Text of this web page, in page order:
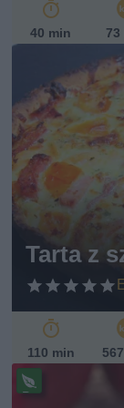
40 min 73
Tarta z
110 min
Pr